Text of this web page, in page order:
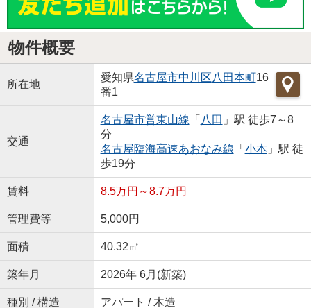
物件概要
所在地
愛知県名古屋市中川区八田本町16
番1
交通
名古屋市営東山線 「 八田 」駅 徒歩7～8
分
名古屋臨海高速あおなみ線 「 小本」駅 徒
歩19分
賃料 8.5万円～8.7万円
管理費等 5,000円
面積 40.32㎡
築年月 2026年 6月(新築)
種別 / 構造 アパート / 木造